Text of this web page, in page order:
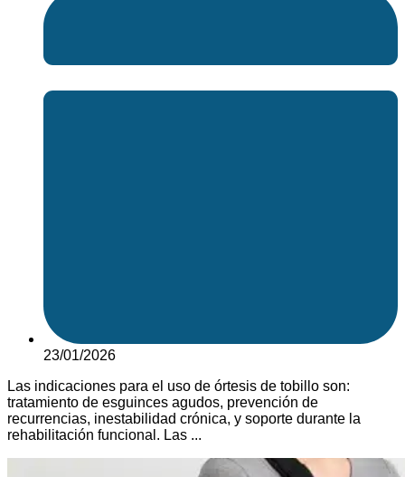
23/01/2026
Las indicaciones para el uso de órtesis de tobillo son:
tratamiento de esguinces agudos, prevención de
recurrencias, inestabilidad crónica, y soporte durante la
rehabilitación funcional. Las ...